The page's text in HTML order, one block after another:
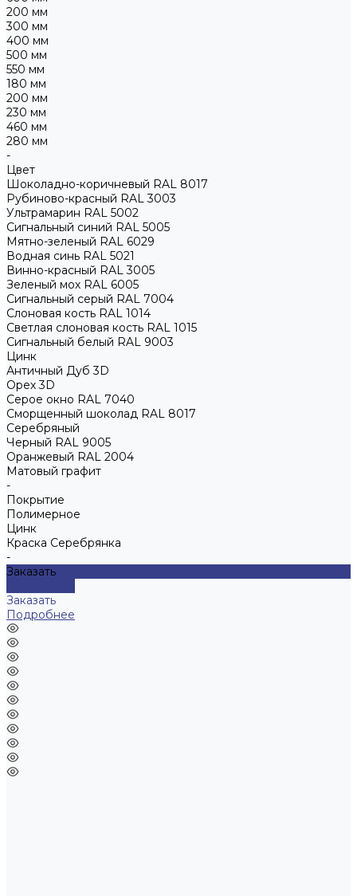
200 мм
300 мм
400 мм
500 мм
550 мм
180 мм
200 мм
230 мм
460 мм
280 мм
-
Цвет
Шоколадно-коричневый RAL 8017
Рубиново-красный RAL 3003
Ультрамарин RAL 5002
Сигнальный синий RAL 5005
Мятно-зеленый RAL 6029
Водная синь RAL 5021
Винно-красный RAL 3005
Зеленый мох RAL 6005
Сигнальный серый RAL 7004
Слоновая кость RAL 1014
Светлая слоновая кость RAL 1015
Сигнальный белый RAL 9003
Цинк
Античный Дуб 3D
Орех 3D
Серое окно RAL 7040
Сморщенный шоколад RAL 8017
Серебряный
Черный RAL 9005
Оранжевый RAL 2004
Матовый графит
-
Покрытие
Полимерное
Цинк
Краска Серебрянка
-
Заказать
Заказать
Подробнее